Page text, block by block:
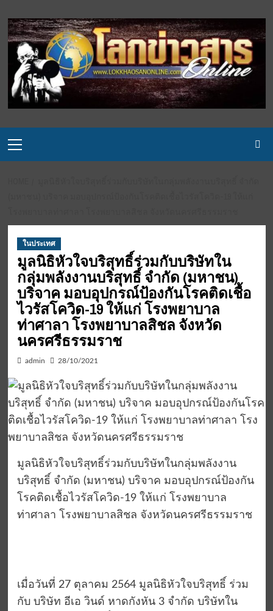
to
content
Menu
ในประเทศ
มูลนิธิหัวใจบริสุทธิ์ร่วมกับบริษัทใน
กลุ่มพลังงานบริสุทธิ์ จำกัด (มหาชน)
บริจาค มอบอุปกรณ์ป้องกันโรคติดเชื้อ
ไวรัสโควิด-19 ให้แก่ โรงพยาบาล
ท่าศาลา โรงพยาบาลสิชล จังหวัด
นครศรีธรรมราช
admin 28/10/2021
มูลนิธิหัวใจบริสุทธิ์ร่วมกับบริษัทในกลุ่มพลังงาน
บริสุทธิ์ จำกัด (มหาชน) บริจาค มอบอุปกรณ์ป้องกัน
โรคติดเชื้อไวรัสโควิด-19 ให้แก่ โรงพยาบาล
ท่าศาลา โรงพยาบาลสิชล จังหวัดนครศรีธรรมราช
เมื่อวันที่ 27 ตุลาคม 2564 มูลนิธิหัวใจบริสุทธิ์ ร่วม
กับ บริษัท อีเอ วินด์ หาดกังหัน 3 จำกัด บริษัทใน